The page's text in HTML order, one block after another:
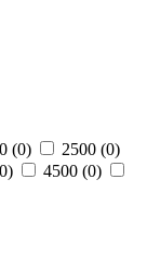
(0) 2500 (0)
0) 4500 (0)